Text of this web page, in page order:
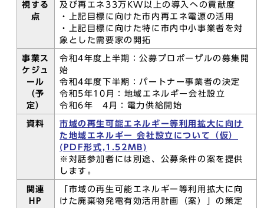
視する
点
及び再エネ33万KW以上の導入への貢献度
・上記目標に向けた市内再エネ電源の活用
・上記目標に向けた特に市内中小事業者を対
象とした需要家の開拓
事業ス
ケジュ
ール
（予
定）
令和4年度上半期：公募プロポーザルの募集開
始
令和4年度下半期：パートナー事業者の決定
令和5年10月：地域エネルギー会社設立
令和6年 4月：電力供給開始
資料
市域の再生可能エネルギー等利用拡大に向け
た地域エネルギー 会社設立について（仮）
(PDF形式,1.52MB)
※対話参加者には別途、公募条件の案を提供
します。
関連
HP
「市域の再生可能エネルギー等利用拡大に向
けた廃棄物発電有効活用計画（案）」の策定